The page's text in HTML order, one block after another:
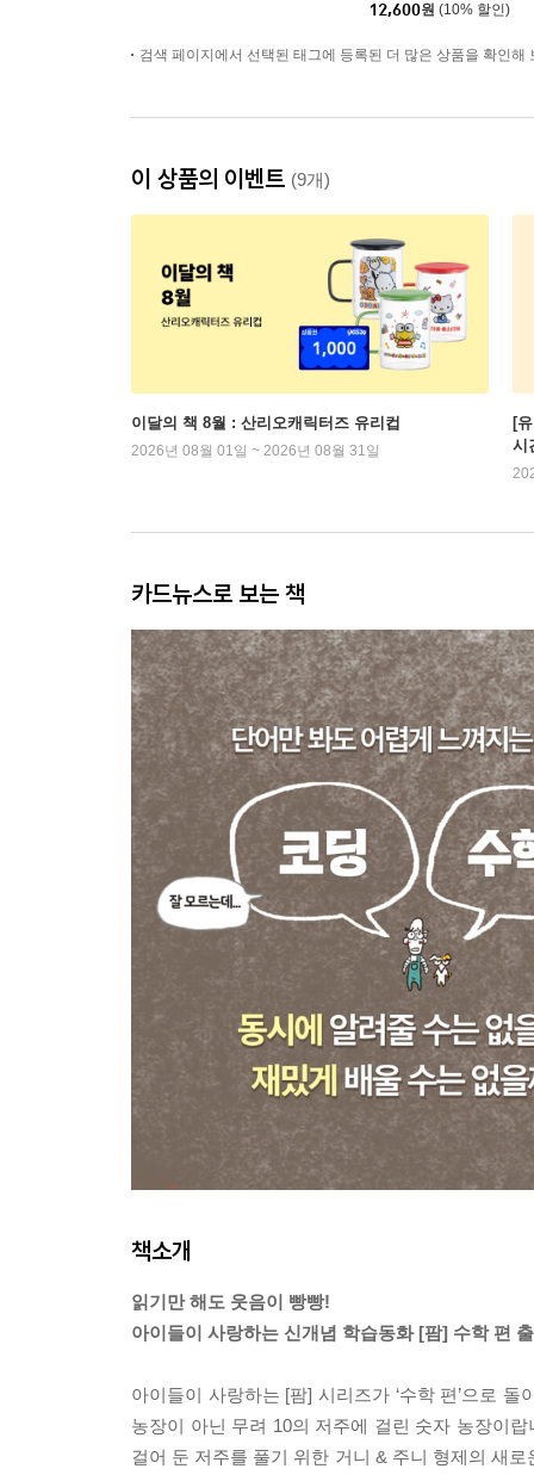
12,600원 (10% 할인)
검색 페이지에서 선택된 태그에 등록된 더 많은 상품을 확인해
이 상품의 이벤트 (9개)
이달의 책 8월 : 산리오캐릭터즈 유리컵
2026년 08월 01일 ~ 2026년 08월 31일
[
시
카드뉴스로 보는 책
책소개
읽기만 해도 웃음이 빵빵!
아이들이 사랑하는 신개념 학습동화 [팜] 수학 편
아이들이 사랑하는 [팜] 시리즈가 ‘수학 편’으로
농장이 아닌 무려 10의 저주에 걸린 숫자 농장이
걸어 둔 저주를 풀기 위한 거니 & 주니 형제의 새